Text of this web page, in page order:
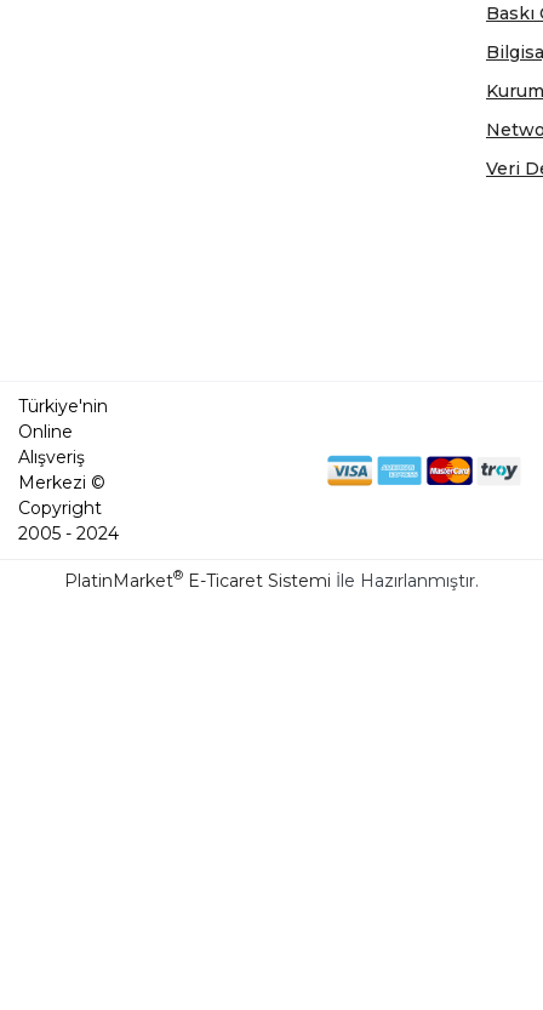
Veri
Türkiye'nin
Online
Alışveriş
Merkezi ©
Copyright
2005 - 2024
PlatinMarket® E-Ticaret Sistemi İle Hazırlanmıştır.